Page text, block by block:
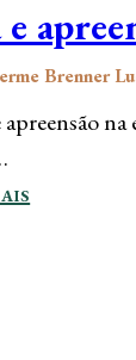
e
Brenner